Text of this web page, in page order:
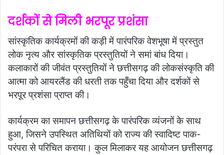
दर्शकों से मिली भरपूर प्रशंसा
सांस्कृतिक कार्यक्रमों की कड़ी में पारंपरिक वेशभूषा में प्रस्तुत
लोक नृत्य और सांस्कृतिक प्रस्तुतियों ने समां बांध दिया।
कलाकारों की जीवंत प्रस्तुतियों ने छत्तीसगढ़ की लोकसंस्कृति की
आत्मा को आयरलैंड की धरती तक पहुँचा दिया और दर्शकों से
भरपूर प्रशंसा प्राप्त की।
कार्यक्रम का समापन छत्तीसगढ़ के पारंपरिक व्यंजनों के साथ
हुआ, जिसने उपस्थित अतिथियों को राज्य की स्वादिष्ट पाक-
परंपरा से परिचित कराया। कुल मिलाकर यह आयोजन छत्तीसगढ़